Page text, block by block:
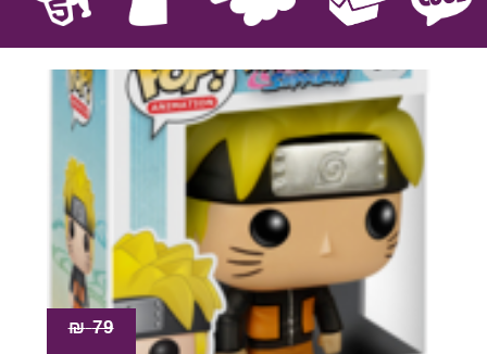
אספנות בובות פרווה חולצות פסלים
מבצע
79
₪